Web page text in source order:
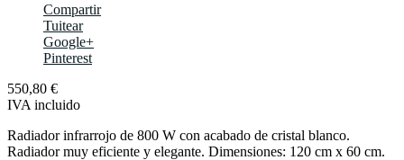
Compartir
Tuitear
Google+
Pinterest
550,80 €
IVA incluido
Radiador infrarrojo de 800 W con acabado de cristal blanco.
Radiador muy eficiente y elegante. Dimensiones: 120 cm x 60 cm.